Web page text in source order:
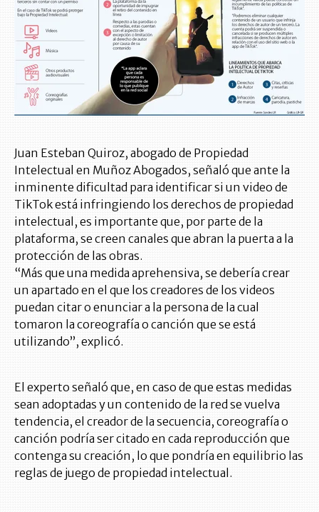
Juan Esteban Quiroz, abogado de Propiedad
Intelectual en Muñoz Abogados, señaló que ante la
inminente dificultad para identificar si un video de
TikTok está infringiendo los derechos de propiedad
intelectual, es importante que, por parte de la
plataforma, se creen canales que abran la puerta a la
protección de las obras.
“Más que una medida aprehensiva, se debería crear
un apartado en el que los creadores de los videos
puedan citar o enunciar a la persona de la cual
tomaron la coreografía o canción que se está
utilizando”, explicó.
El experto señaló que, en caso de que estas medidas
sean adoptadas y un contenido de la red se vuelva
tendencia, el creador de la secuencia, coreografía o
canción podría ser citado en cada reproducción que
contenga su creación, lo que pondría en equilibrio las
reglas de juego de propiedad intelectual.